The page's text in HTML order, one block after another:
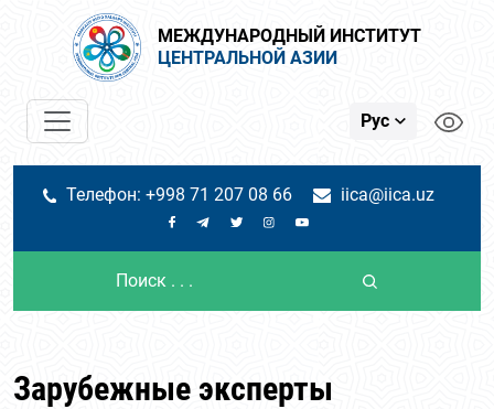
МЕЖДУНАРОДНЫЙ ИНСТИТУТ
ЦЕНТРАЛЬНОЙ АЗИИ
Рус
Телефон: +998 71 207 08 66 iica@iica.uz
Зарубежные эксперты